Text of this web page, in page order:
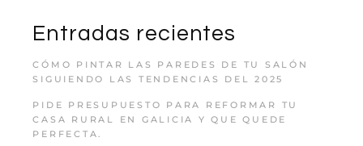
Entradas recientes
CÓMO PINTAR LAS PAREDES DE TU SALÓN
SIGUIENDO LAS TENDENCIAS DEL 2025
PIDE PRESUPUESTO PARA REFORMAR TU
CASA RURAL EN GALICIA Y QUE QUEDE
PERFECTA.